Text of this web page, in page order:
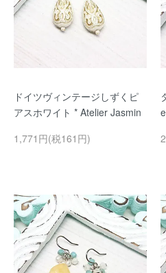
ドイツヴィンテージしずくピ
アスホワイト * Atelier Jasmin
1,771円(税161円)